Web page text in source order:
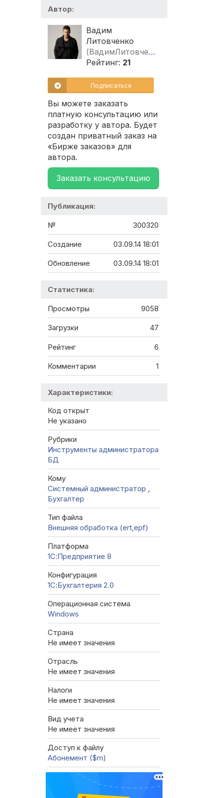
Автор:
Вадим
Литовченко
(ВадимЛитовченко)
Рейтинг: 21
Подписаться
Вы можете заказать
платную консультацию или
разработку у автора. Будет
создан приватный заказ на
«Бирже заказов» для
автора.
Заказать консультацию
Публикация:
№ 300320
Создание 03.09.14 18:01
Обновление 03.09.14 18:01
Статистика:
Просмотры 9058
Загрузки 47
Рейтинг 6
Комментарии 1
Характеристики:
Код открыт
Не указано
Рубрики
Инструменты администратора
БД
Кому
Системный администратор ,
Бухгалтер
Тип файла
Внешняя обработка (ert,epf)
Платформа
1С:Предприятие 8
Конфигурация
1С:Бухгалтерия 2.0
Операционная система
Windows
Страна
Не имеет значения
Отрасль
Не имеет значения
Налоги
Не имеет значения
Вид учета
Не имеет значения
Доступ к файлу
Абонемент ($m)